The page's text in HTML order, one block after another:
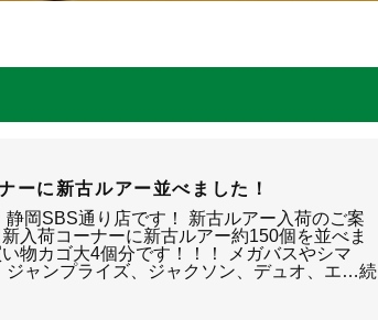
ーに新古ルアー並べました！
静岡SBS通り店です！ 新古ルアー入荷のご案
入荷コーナーに新古ルアー約150個を並べま
い物カゴ大4個分です！！！ メガバスやシマ
ジャンプライズ、ジャクソン、デュオ、エ…続